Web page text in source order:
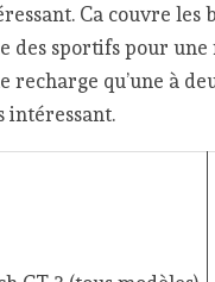
Ca couvre les
des sportifs pour
recharge qu’une à
intéressant.